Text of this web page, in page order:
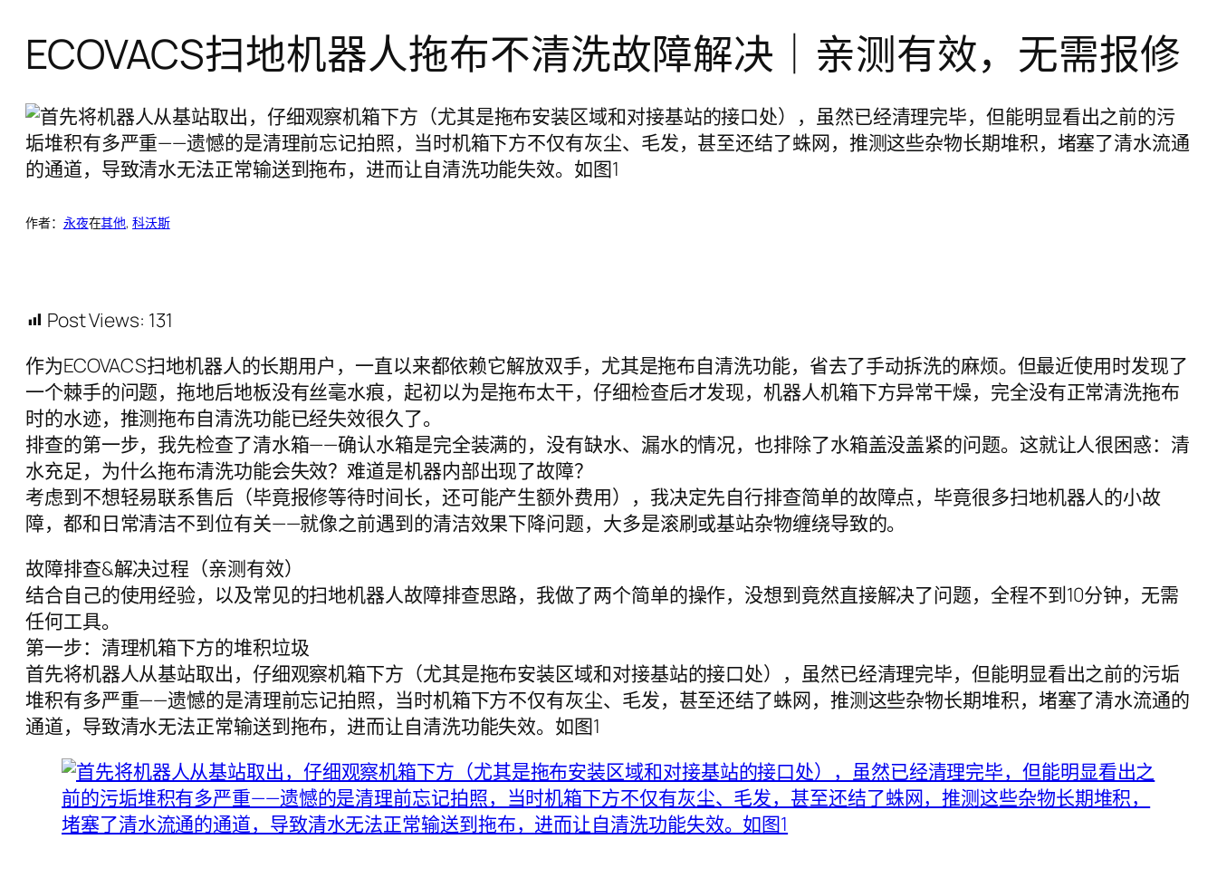
ECOVACS扫地机器人拖布不清洗故障解决｜亲测有效，无需报修
作者： 永夜在其他, 科沃斯
Post Views: 131
作为ECOVACS扫地机器人的长期用户，一直以来都依赖它解放双手，尤其是拖布自清洗功能，省去了手动拆洗的麻烦。但最近使用时发现了
一个棘手的问题，拖地后地板没有丝毫水痕，起初以为是拖布太干，仔细检查后才发现，机器人机箱下方异常干燥，完全没有正常清洗拖布
时的水迹，推测拖布自清洗功能已经失效很久了。
排查的第一步，我先检查了清水箱——确认水箱是完全装满的，没有缺水、漏水的情况，也排除了水箱盖没盖紧的问题。这就让人很困惑：清
水充足，为什么拖布清洗功能会失效？难道是机器内部出现了故障？
考虑到不想轻易联系售后（毕竟报修等待时间长，还可能产生额外费用），我决定先自行排查简单的故障点，毕竟很多扫地机器人的小故
障，都和日常清洁不到位有关——就像之前遇到的清洁效果下降问题，大多是滚刷或基站杂物缠绕导致的。
故障排查&解决过程（亲测有效）
结合自己的使用经验，以及常见的扫地机器人故障排查思路，我做了两个简单的操作，没想到竟然直接解决了问题，全程不到10分钟，无需
任何工具。
第一步：清理机箱下方的堆积垃圾
首先将机器人从基站取出，仔细观察机箱下方（尤其是拖布安装区域和对接基站的接口处），虽然已经清理完毕，但能明显看出之前的污垢
堆积有多严重——遗憾的是清理前忘记拍照，当时机箱下方不仅有灰尘、毛发，甚至还结了蛛网，推测这些杂物长期堆积，堵塞了清水流通的
通道，导致清水无法正常输送到拖布，进而让自清洗功能失效。如图1